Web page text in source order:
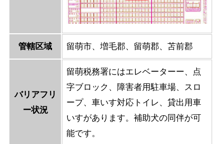
管轄区域 留萌市、増毛郡、留萌郡、苫前郡
バリアフリ
ー状況
留萌税務署にはエレベーターー、点
字ブロック、障害者用駐車場、スロ
ープ、車いす対応トイレ、貸出用車
いすがあります。補助犬の同伴が可
能です。